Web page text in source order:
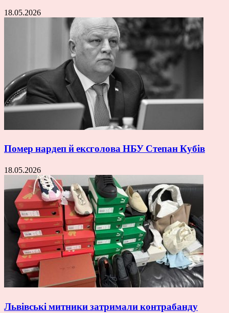
18.05.2026
Помер нардеп й ексголова НБУ Степан Кубів
18.05.2026
Львівські митники затримали контрабанду